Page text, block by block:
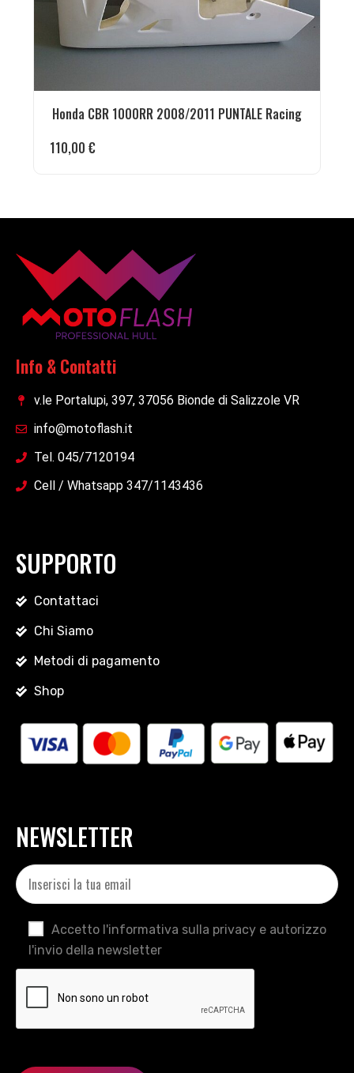
Honda CBR 1000RR 2008/2011 PUNTALE Racing
110,00 €
Info & Contatti
v.le Portalupi, 397, 37056 Bionde di Salizzole VR
info@motoflash.it
Tel. 045/7120194
Cell / Whatsapp 347/1143436
SUPPORTO
Contattaci
Chi Siamo
Metodi di pagamento
Shop
NEWSLETTER
Accetto l'informativa sulla privacy e autorizzo
l'invio della newsletter